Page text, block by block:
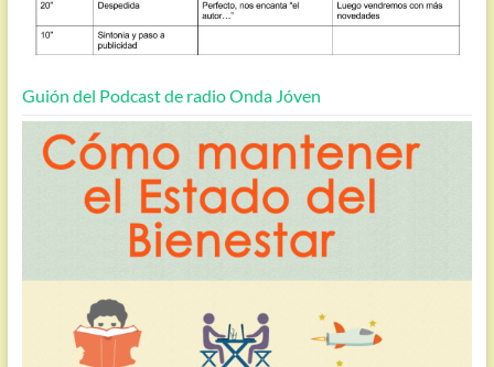
Guión del Podcast de radio Onda Jóven